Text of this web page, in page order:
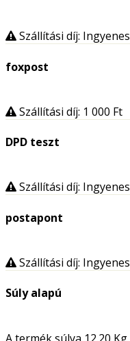
Szállítási díj: Ingyenes
foxpost
Szállítási díj: 1 000 Ft
DPD teszt
Szállítási díj: Ingyenes
postapont
Szállítási díj: Ingyenes
Súly alapú
A termék súlya 12.20 Kg